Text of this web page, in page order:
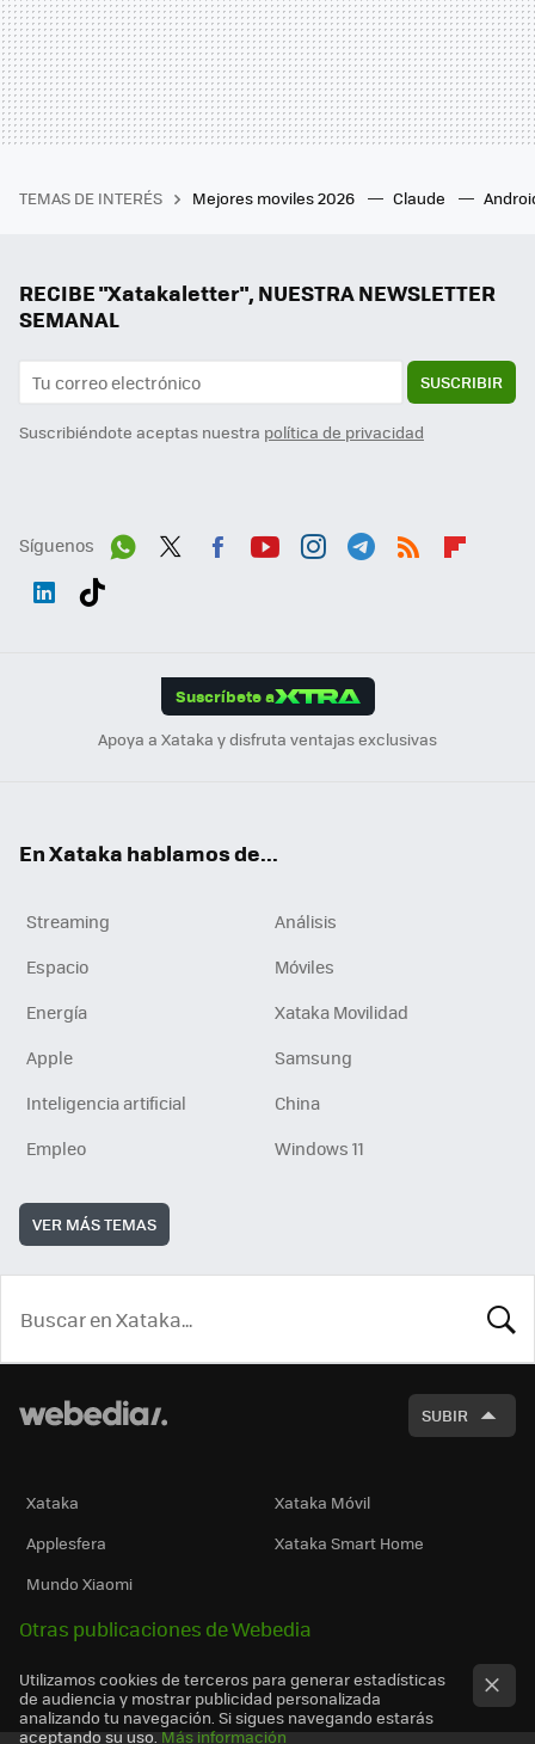
TEMAS DE INTERÉS Mejores moviles 2026 Claude
RECIBE "Xatakaletter", NUESTRA NEWSLETTER
SEMANAL
SUSCRIBIR
Suscribiéndote aceptas nuestra política de privacidad
Síguenos
Suscríbete a
Apoya a Xataka y disfruta ventajas exclusivas
En Xataka hablamos de...
Streaming
Análisis
Espacio
Móviles
Energía
Xataka Movilidad
Apple
Samsung
Inteligencia artificial
China
Empleo
Windows 11
VER MÁS TEMAS
SUBIR
Xataka
Xataka Móvil
Applesfera
Xataka Smart Home
Mundo Xiaomi
Otras publicaciones de Webedia
Utilizamos cookies de terceros para generar estadísticas
de audiencia y mostrar publicidad personalizada
analizando tu navegación. Si sigues navegando estarás
aceptando su uso. Más información